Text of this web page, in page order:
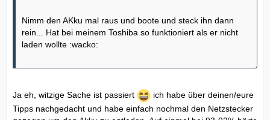
Nimm den AKku mal raus und boote und steck ihn dann
rein... Hat bei meinem Toshiba so funktioniert als er nicht
laden wollte :wacko:
Ja eh, witzige Sache ist passiert
ich habe über deinen/eure
Tipps nachgedacht und habe einfach nochmal den Netzstecker